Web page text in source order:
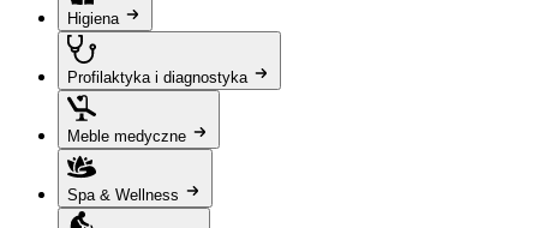
Higiena
Profilaktyka i diagnostyka
Meble medyczne
Spa & Wellness